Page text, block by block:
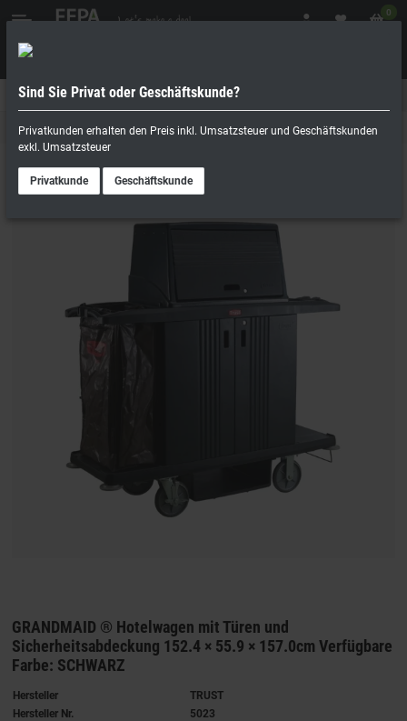
0
Geschäftskunde
Servierwagen & Transportwagen
GRANDMAID ® Hotelwagen mit Türen und
Sicherheitsabdeckung 152.4 × 55.9 × 157.0cm Verfügbare
Farbe: SCHWARZ
Hersteller
TRUST
Hersteller Nr.
5023
Sind Sie Privat oder Geschäftskunde?
Privatkunden erhalten den Preis inkl. Umsatzsteuer und Geschäftskunden
exkl. Umsatzsteuer
Privatkunde Geschäftskunde